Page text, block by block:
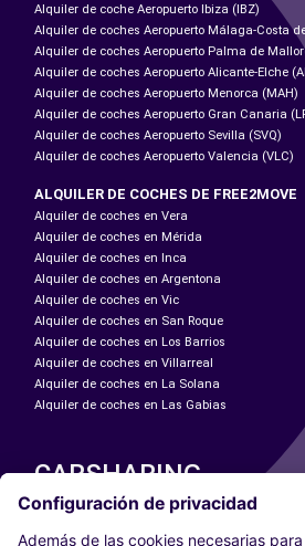
Alquiler de coche Aeropuerto Ibiza (IBZ)
Alquiler de coches Aeropuerto Málaga-Costa
Alquiler de coches Aeropuerto Palma de
Alquiler de coches Aeropuerto Alicante-Elche
Alquiler de coches Aeropuerto Menorca (MAH)
Alquiler de coches Aeropuerto Gran Canaria
Alquiler de coches Aeropuerto Sevilla (SVQ)
Alquiler de coches Aeropuerto Valencia (VLC)
ALQUILER DE COCHES DE FREE2MOVE
Alquiler de coches en Vera
Alquiler de coches en Mérida
Alquiler de coches en Inca
Alquiler de coches en Argentona
Alquiler de coches en Vic
Alquiler de coches en San Roque
Alquiler de coches en Los Barrios
Alquiler de coches en Villarreal
Alquiler de coches en La Solana
Alquiler de coches en Las Gabias
CARSHARING
NUESTRAS CIUDADES
Paris